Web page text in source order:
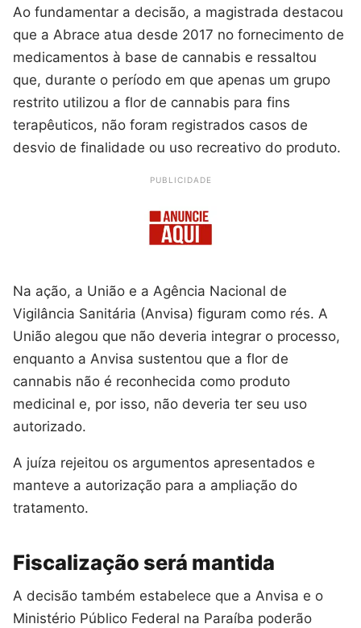
Ao fundamentar a decisão, a magistrada destacou
que a Abrace atua desde 2017 no fornecimento de
medicamentos à base de cannabis e ressaltou
que, durante o período em que apenas um grupo
restrito utilizou a flor de cannabis para fins
terapêuticos, não foram registrados casos de
desvio de finalidade ou uso recreativo do produto.
PUBLICIDADE
Na ação, a União e a Agência Nacional de
Vigilância Sanitária (Anvisa) figuram como rés. A
União alegou que não deveria integrar o processo,
enquanto a Anvisa sustentou que a flor de
cannabis não é reconhecida como produto
medicinal e, por isso, não deveria ter seu uso
autorizado.
A juíza rejeitou os argumentos apresentados e
manteve a autorização para a ampliação do
tratamento.
Fiscalização será mantida
A decisão também estabelece que a Anvisa e o
Ministério Público Federal na Paraíba poderão